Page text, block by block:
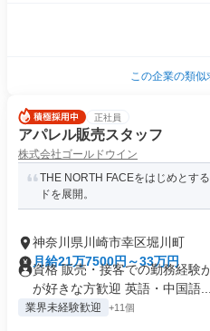
この企業の類似
正社員
アパレル販売スタッフ
株式会社ゴールドウイン
THE NORTH FACEをはじめとす
ドを展開。
神奈川県川崎市幸区堀川町
月給21万7500円～33万円
資格 販売・接客での勤務経験
が好きな方歓迎 英語・中国語...
業界未経験歓迎 +11個